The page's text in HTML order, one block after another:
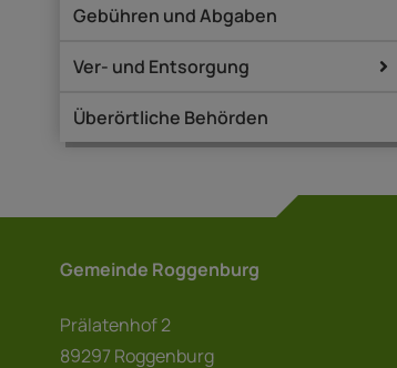
Gebühren und Abgaben
Ver- und Entsorgung
Überörtliche Behörden
Gemeinde Roggenburg
Prälatenhof 2
89297 Roggenburg